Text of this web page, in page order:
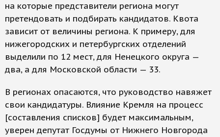
на которые представители региона могут
претендовать и подбирать кандидатов. Квота
зависит от величины региона. К примеру, для
нижегородских и петербургских отделений
выделили по 12 мест, для Ненецкого округа —
два, а для Московской области — 33.
В регионах опасаются, что руководство навяжет
свои кандидатуры. Влияние Кремля на процесс
[составления списков] будет максимальным,
уверен депутат Госдумы от Нижнего Новгорода